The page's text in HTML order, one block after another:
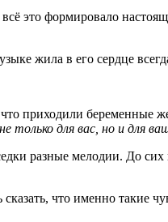
это формировало
жила в его сердце
приходили беременные
для вас, но и для
разные мелодии. До
что именно такие